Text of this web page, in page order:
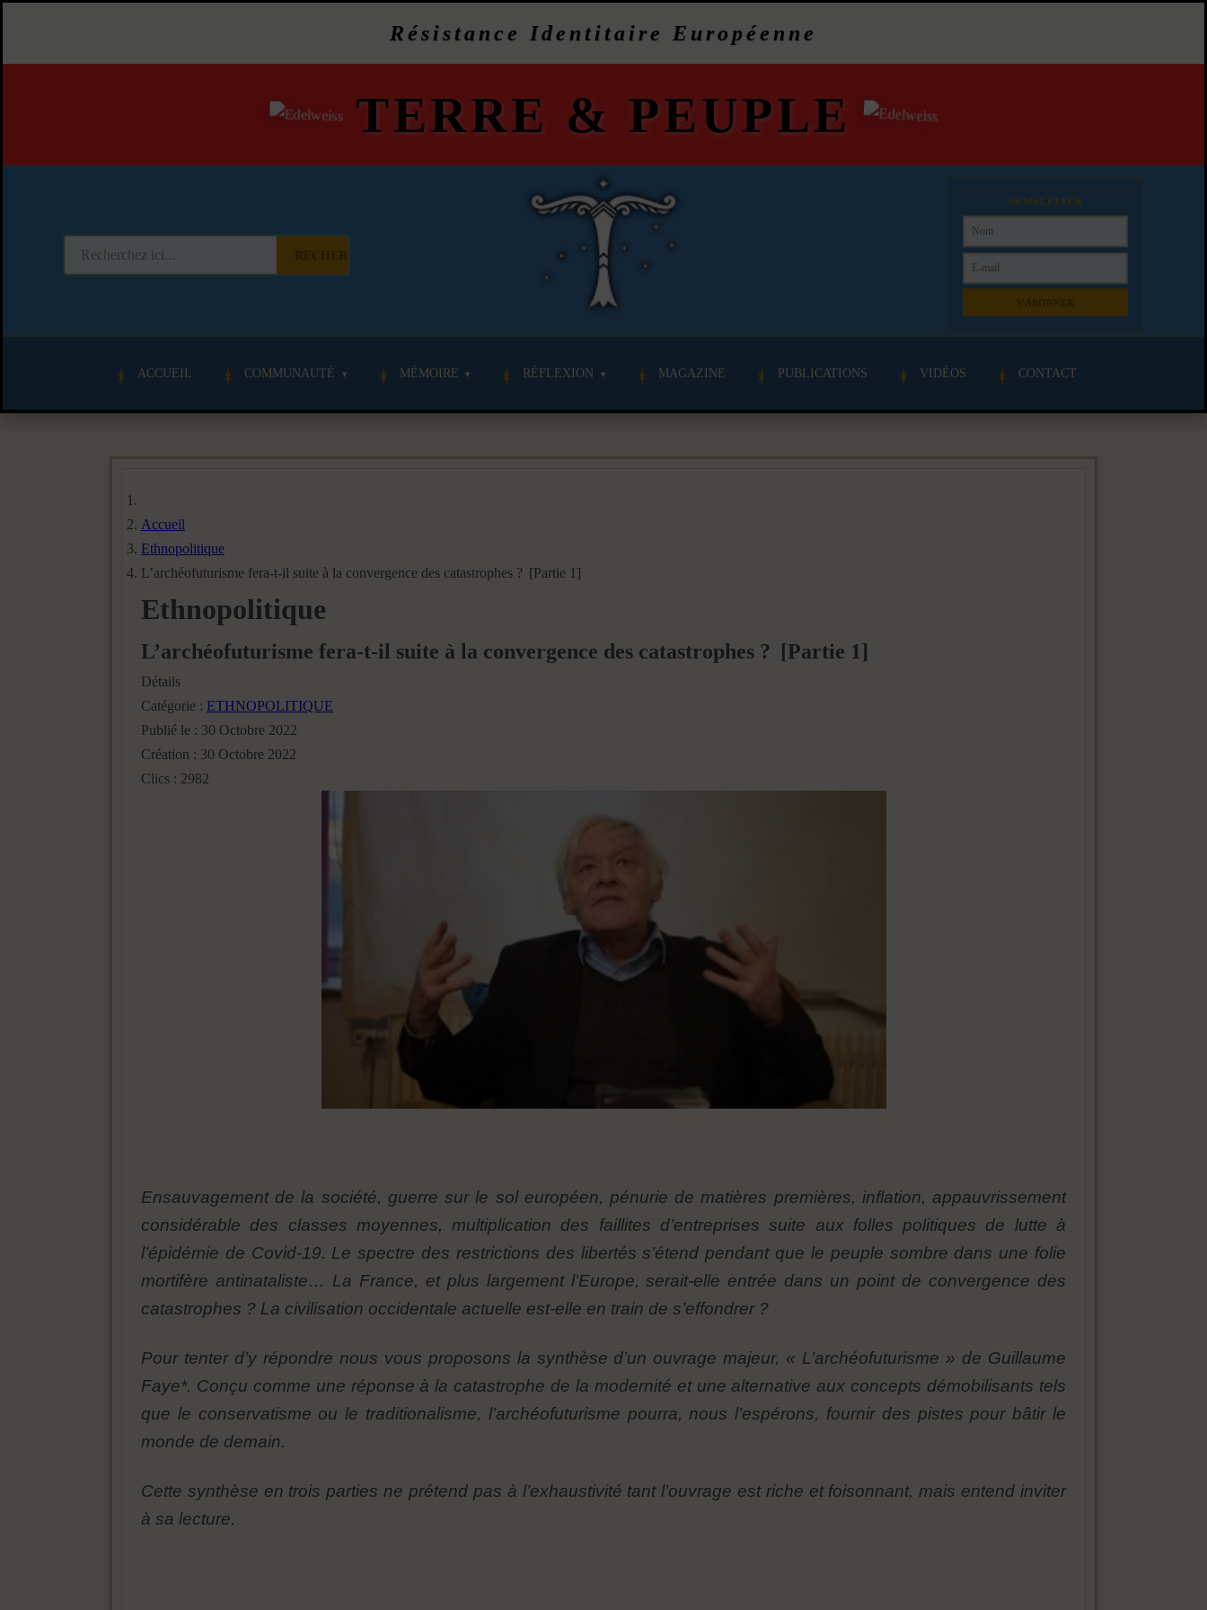
Résistance Identitaire Européenne
TERRE & PEUPLE
NEWSLETTER
ACCUEIL COMMUNAUTÉ MÉMOIRE RÉFLEXION MAGAZINE PUBLICATIONS VIDÉOS CONTACT
Accueil
Ethnopolitique
L’archéofuturisme fera-t-il suite à la convergence des catastrophes ? [Partie 1]
Ethnopolitique
L’archéofuturisme fera-t-il suite à la convergence des catastrophes ? [Partie 1]
Détails
Catégorie : ETHNOPOLITIQUE
Publié le : 30 Octobre 2022
Création : 30 Octobre 2022
Clics : 2982
Ensauvagement de la société, guerre sur le sol européen, pénurie de matières premières, inflation, appauvrissement
considérable des classes moyennes, multiplication des faillites d’entreprises suite aux folles politiques de lutte à
l’épidémie de Covid-19. Le spectre des restrictions des libertés s’étend pendant que le peuple sombre dans une folie
mortifère antinataliste… La France, et plus largement l’Europe, serait-elle entrée dans un point de convergence des
catastrophes ? La civilisation occidentale actuelle est-elle en train de s’effondrer?
Pour tenter d’y répondre nous vous proposons la synthèse d’un ouvrage majeur, « L’archéofuturisme » de Guillaume
Faye*. Conçu comme une réponse à la catastrophe de la modernité et une alternative aux concepts démobilisants tels
que le conservatisme ou le traditionalisme, l’archéofuturisme pourra, nous l’espérons, fournir des pistes pour bâtir le
monde de demain.
Cette synthèse en trois parties ne prétend pas à l’exhaustivité tant l’ouvrage est riche et foisonnant, mais entend inviter
à sa lecture.